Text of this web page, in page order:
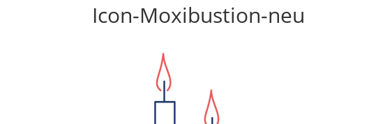
Icon-Moxibustion-neu